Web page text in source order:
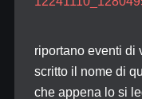
riportano eventi di
scritto il nome di
che appena lo si